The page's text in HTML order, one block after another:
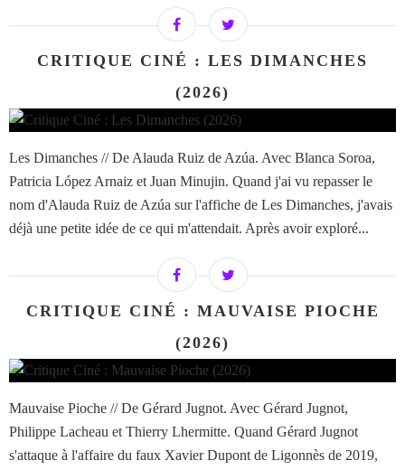
CRITIQUE CINÉ : LES DIMANCHES
(2026)
Les Dimanches // De Alauda Ruiz de Azúa. Avec Blanca Soroa,
Patricia López Arnaiz et Juan Minujin. Quand j'ai vu repasser le
nom d'Alauda Ruiz de Azúa sur l'affiche de Les Dimanches, j'avais
déjà une petite idée de ce qui m'attendait. Après avoir exploré...
CRITIQUE CINÉ : MAUVAISE PIOCHE
(2026)
Mauvaise Pioche // De Gérard Jugnot. Avec Gérard Jugnot,
Philippe Lacheau et Thierry Lhermitte. Quand Gérard Jugnot
s'attaque à l'affaire du faux Xavier Dupont de Ligonnès de 2019,